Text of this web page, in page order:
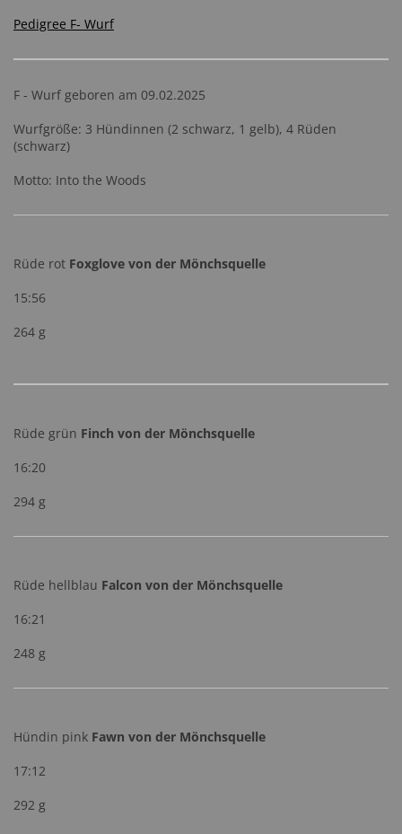
Pedigree F- Wurf
F - Wurf geboren am 09.02.2025
Wurfgröße: 3 Hündinnen (2 schwarz, 1 gelb), 4 Rüden
(schwarz)
Motto: Into the Woods
Rüde rot Foxglove von der Mönchsquelle
15:56
264 g
Rüde grün Finch von der Mönchsquelle
16:20
294 g
Rüde hellblau Falcon von der Mönchsquelle
16:21
248 g
Hündin pink Fawn von der Mönchsquelle
17:12
292 g